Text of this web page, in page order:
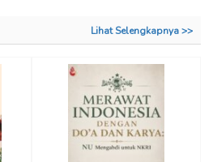
Lihat Selengkapnya >>